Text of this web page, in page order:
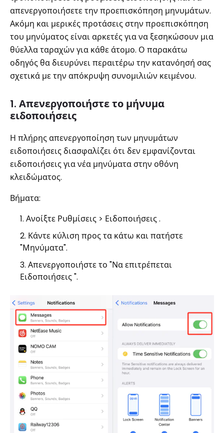
απενεργοποιήσετε την προεπισκόπηση μηνυμάτων.
Ακόμη και μερικές προτάσεις στην προεπισκόπηση
του μηνύματος είναι αρκετές για να ξεσηκώσουν μια
θύελλα ταραχών για κάθε άτομο. Ο παρακάτω
οδηγός θα διευρύνει περαιτέρω την κατανόησή σας
σχετικά με την απόκρυψη συνομιλιών κειμένου.
1. Απενεργοποιήστε το μήνυμα
ειδοποιήσεις
Η πλήρης απενεργοποίηση των μηνυμάτων
ειδοποιήσεις διασφαλίζει ότι δεν εμφανίζονται
ειδοποιήσεις για νέα μηνύματα στην οθόνη
κλειδώματος.
Βήματα:
Ανοίξτε Ρυθμίσεις > Ειδοποιήσεις .
Κάντε κύλιση προς τα κάτω και πατήστε
"Μηνύματα".
Απενεργοποιήστε το "Να επιτρέπεται
Ειδοποιήσεις ".